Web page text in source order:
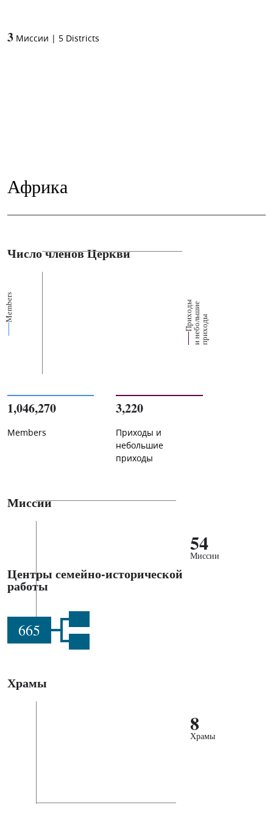
3 Миссии | 5 Districts
Африка
Число членов Церкви
Members П
р
их
о
д
ы
и
н
е
б
о
ль
ш
ие
п
р
и
х
о
ды
1,046,270
Members
3,220
Приходы и
небольшие
приходы
Миссии
54
Миссии
Центры семейно-исторической
работы
665
Храмы
8
Храмы